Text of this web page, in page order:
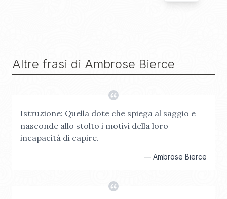
Altre frasi di Ambrose Bierce
Istruzione: Quella dote che spiega al saggio e
nasconde allo stolto i motivi della loro
incapacità di capire.
— Ambrose Bierce